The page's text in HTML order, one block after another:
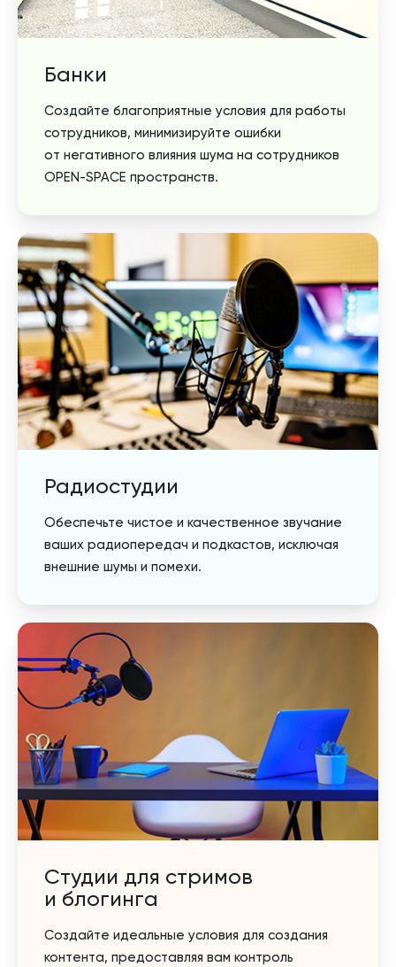
Банки
Создайте благоприятные условия для работы
сотрудников, минимизируйте ошибки
от негативного влияния шума на сотрудников
OPEN-SPACE пространств.
Радиостудии
Обеспечьте чистое и качественное звучание
ваших радиопередач и подкастов, исключая
внешние шумы и помехи.
Студии для стримов
и блогинга
Создайте идеальные условия для создания
контента, предоставляя вам контроль